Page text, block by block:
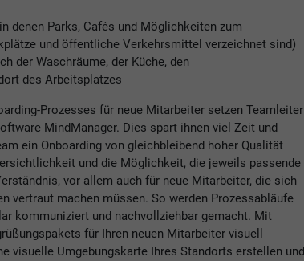
denen Parks, Cafés und Möglichkeiten zum
und öffentliche Verkehrsmittel verzeichnet sind)
der Waschräume, der Küche, den
des Arbeitsplatzes
Prozesses für neue Mitarbeiter setzen Teamleiter
MindManager. Dies spart ihnen viel Zeit und
ein Onboarding von gleichbleibend hoher Qualität
und die Möglichkeit, die jeweils passende
vor allem auch für neue Mitarbeiter, die sich
vertraut machen müssen. So werden Prozessabläufe
kommuniziert und nachvollziehbar gemacht. Mit
für Ihren neuen Mitarbeiter visuell
visuelle Umgebungskarte Ihres Standorts erstellen und